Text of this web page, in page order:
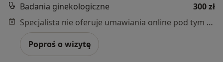
Badania ginekologiczne
300 zł
Specjalista nie oferuje umawiania online pod tym adresem.
Poproś o wizytę